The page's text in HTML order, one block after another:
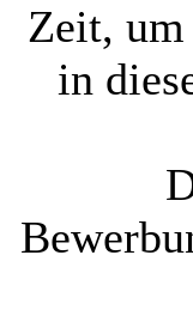
Zeit,
in